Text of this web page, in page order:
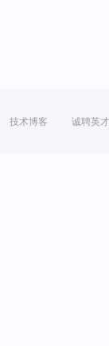
技术博客 诚聘英才